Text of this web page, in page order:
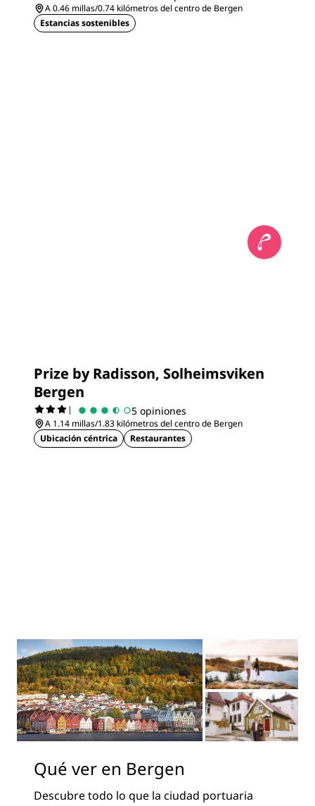
A 0.46 millas/0.74 kilómetros del centro de Bergen
Estancias sostenibles
Prize by Radisson, Solheimsviken
Bergen
| 5 opiniones
A 1.14 millas/1.83 kilómetros del centro de Bergen
Ubicación céntrica
Restaurantes
Qué ver en Bergen
Descubre todo lo que la ciudad portuaria